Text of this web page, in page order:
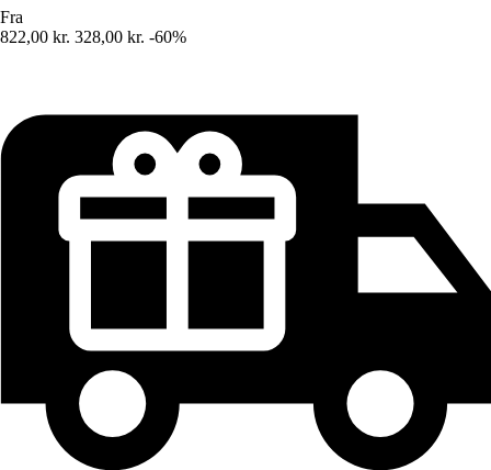
Fra
822,00 kr. 328,00 kr. -60%